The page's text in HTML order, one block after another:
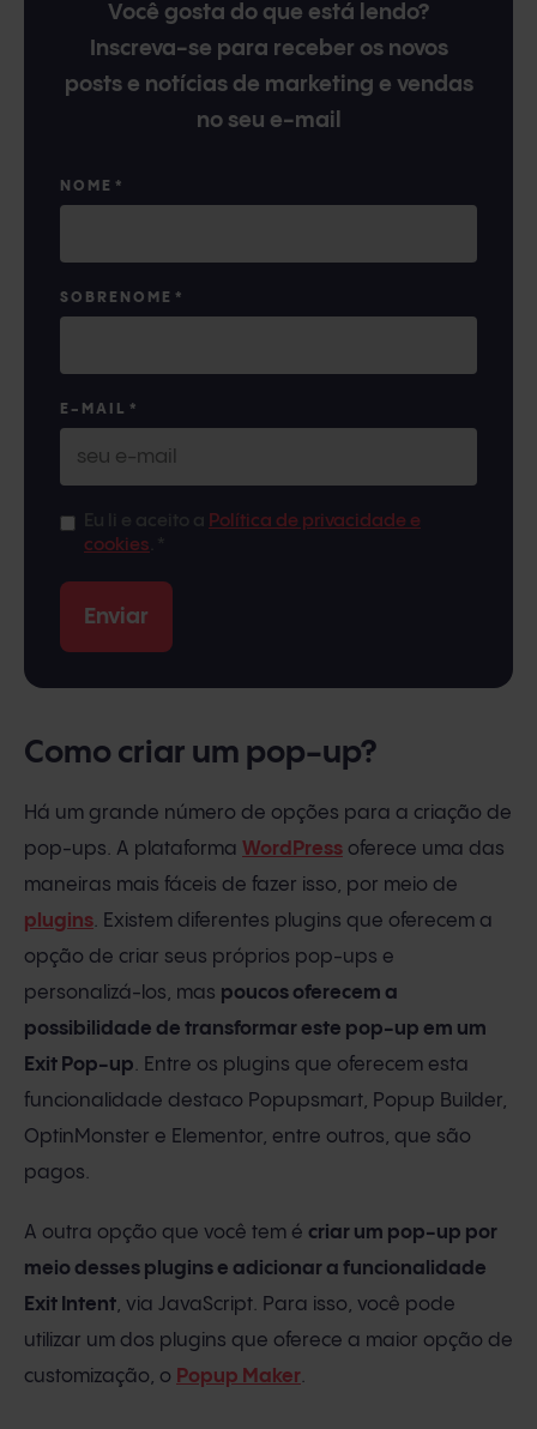
Você gosta do que está lendo?
Inscreva-se para receber os novos
posts e notícias de marketing e vendas
no seu e-mail
NOME *
SOBRENOME *
E-MAIL *
Política de privacidade e
cookies
Como criar um pop-up?
Há um grande número de opções para a criação de
pop-ups. A plataforma WordPress oferece uma das
maneiras mais fáceis de fazer isso, por meio de
plugins. Existem diferentes plugins que oferecem a
opção de criar seus próprios pop-ups e
personalizá-los, mas poucos oferecem a
possibilidade de transformar este pop-up em um
Exit Pop-up. Entre os plugins que oferecem esta
funcionalidade destaco Popupsmart, Popup Builder,
OptinMonster e Elementor, entre outros, que são
pagos.
A outra opção que você tem é criar um pop-up por
meio desses plugins e adicionar a funcionalidade
Exit Intent, via JavaScript. Para isso, você pode
utilizar um dos plugins que oferece a maior opção de
customização, o Popup Maker.